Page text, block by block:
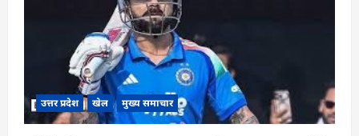
उत्तर प्रदेश खेल मुख्य समाचार